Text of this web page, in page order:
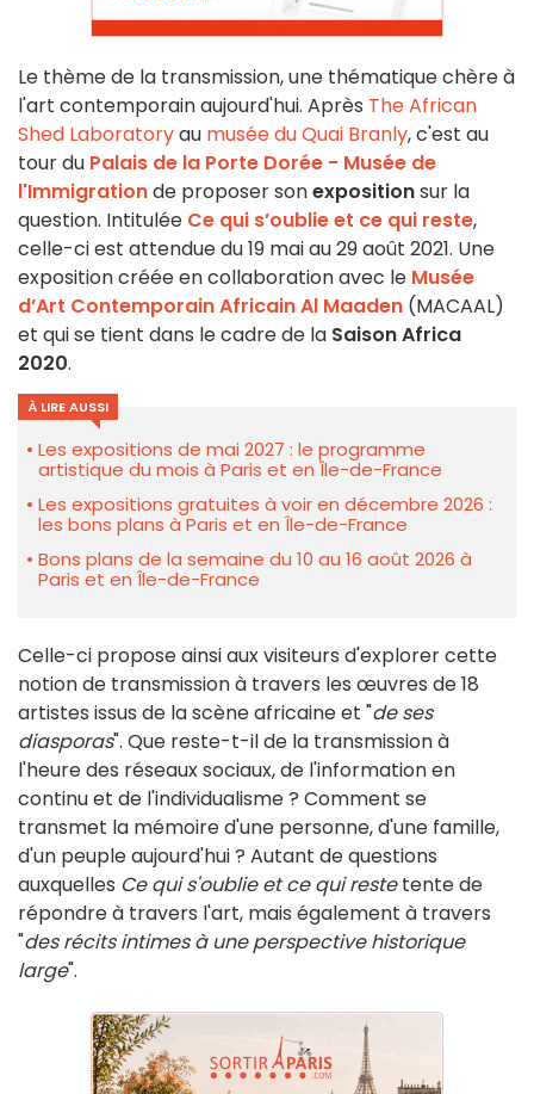
Le thème de la transmission, une thématique chère à
l'art contemporain aujourd'hui. Après The African
Shed Laboratoryau musée du Quai Branly, c'est au
tour du Palais de la Porte Dorée - Musée de
l'Immigrationde proposer sonexpositionsur la
question. Intitulée Ce qui s’oublie et ce qui reste,
celle-ci est attendue du 19 mai au 29 août 2021. Une
exposition créée en collaboration avec le Musée
d’Art Contemporain Africain Al Maaden (MACAAL)
et qui se tient dans le cadre de la Saison Africa
2020.
À LIRE AUSSI
Les expositions de mai 2027 : le programme
artistique du mois à Paris et en Île-de-France
Les expositions gratuites à voir en décembre 2026 :
les bons plans à Paris et en Île-de-France
Bons plans de la semaine du 10 au 16 août 2026 à
Paris et en Île-de-France
Celle-ci propose ainsi aux visiteurs d'explorer cette
notion de transmission à travers les œuvres de 18
artistes issus de la scène africaine et "de ses
diasporas". Que reste-t-il de la transmission à
l'heure des réseaux sociaux, de l'information en
continu et de l'individualisme ? Comment se
transmet la mémoire d'une personne, d'une famille,
d'un peuple aujourd'hui ? Autant de questions
auxquelles Ce qui s'oublie et ce qui restetente de
répondre à travers l'art, mais également à travers
"des récits intimes à une perspective historique
large".